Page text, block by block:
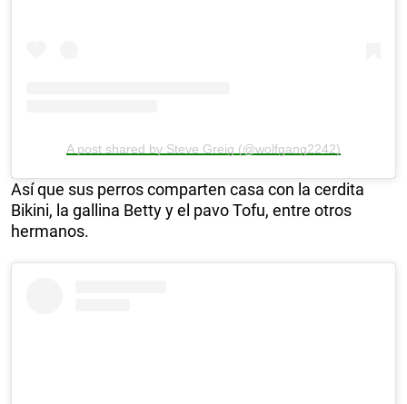
A post shared by Steve Greig (@wolfgang2242)
Así que sus perros comparten casa con la cerdita
Bikini, la gallina Betty y el pavo Tofu, entre otros
hermanos.